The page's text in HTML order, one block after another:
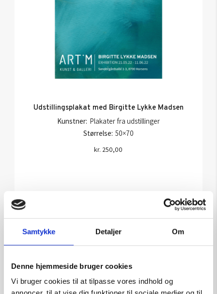
Samtykke Detaljer Om
Denne hjemmeside bruger cookies
Vi bruger cookies til at tilpasse vores indhold og
Udstillingsplakat med Birgitte Lykke Madsen
Kunstner: Plakater fra udstillinger
Størrelse: 50×70
kr. 250,00